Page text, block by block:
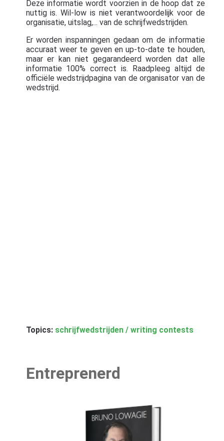
Deze informatie wordt voorzien in de hoop dat ze
nuttig is. Wil-low is niet verantwoordelijk voor de
organisatie, uitslag,... van de schrijfwedstrijden.
Er worden inspanningen gedaan om de informatie
accuraat weer te geven en up-to-date te houden,
maar er kan niet gegarandeerd worden dat alle
informatie 100% correct is. Raadpleeg altijd de
officiële wedstrijdpagina van de organisator van de
wedstrijd.
Topics: schrijfwedstrijden / writing contests
Entreprenerd